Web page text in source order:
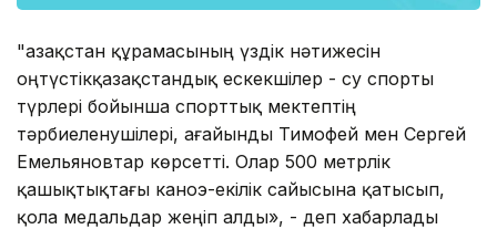
"Қазақстан құрамасының үздік нәтижесін
оңтүстікқазақстандық ескекшілер - су спорты
түрлері бойынша спорттық мектептің
тәрбиеленушілері, ағайынды Тимофей мен Сергей
Емельяновтар көрсетті. Олар 500 метрлік
қашықтықтағы каноэ-екілік сайысына қатысып,
қола медальдар жеңіп алды», - деп хабарлады